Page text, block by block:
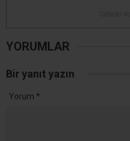
YORUMLAR
Bir yanıt yazın
Yorum *